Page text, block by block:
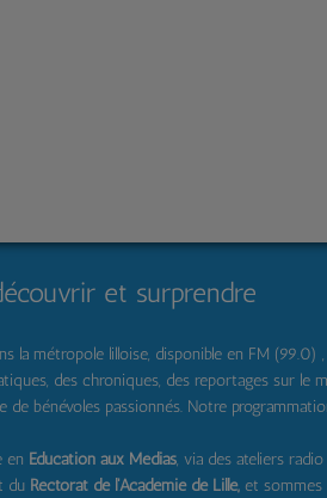
et surprendre
la métropole lilloise, disponible en FM (99.0)
des chroniques, des reportages sur le
bénévoles passionnés. Notre
en Education aux Médias, via des ateliers
du Rectorat de l'Académie de Lille, et sommes